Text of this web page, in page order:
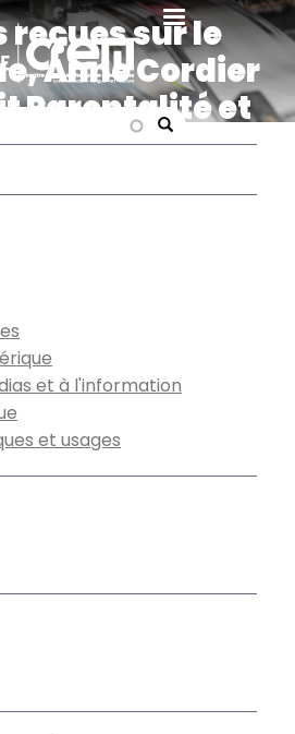
search
reçues sur le
Anne Cordier
Parentalité et
de la Trousse
Projet
et à l'information
et usages